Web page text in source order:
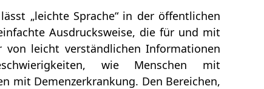
„leichte Sprache“ in der öffentlichen
Ausdrucksweise, die für und mit
leicht verständlichen Informationen
wie Menschen mit
mit Demenzerkrankung. Den Bereichen,